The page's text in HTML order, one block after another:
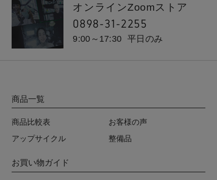
オンラインZoomストア
0898-31-2255
9:00～17:30 平日のみ
商品一覧
商品比較表 お客様の声
アップサイクル 整備品
お買い物ガイド